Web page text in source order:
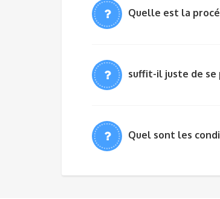
Quelle est la
suffit-il juste de se
Quel sont les